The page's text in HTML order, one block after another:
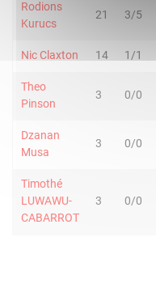
Rodions
Kurucs
21 3/5
Nic Claxton 14 1/1
Theo
Pinson
3 0/0
Dzanan
Musa
3 0/0
Timothé
LUWAWU-
CABARROT
3 0/0